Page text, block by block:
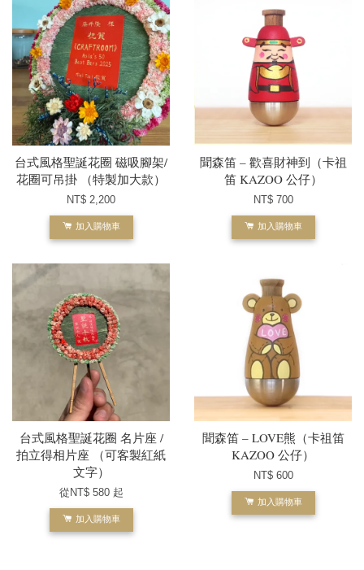
台式風格聖誕花圈 磁吸腳架/
花圈可吊掛 （特製加大款）
NT$ 2,200
加入購物車
聞森笛 – 歡喜財神到（卡祖
笛 KAZOO 公仔）
NT$ 700
加入購物車
台式風格聖誕花圈 名片座 /
拍立得相片座 （可客製紅紙
文字）
從 NT$ 580 起
加入購物車
聞森笛 – LOVE熊（卡祖笛
KAZOO 公仔）
NT$ 600
加入購物車